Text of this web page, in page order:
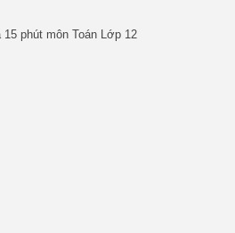
phút môn Toán Lớp 12